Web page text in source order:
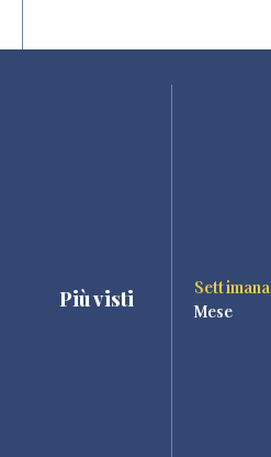
Più visti
Settimana
Mese